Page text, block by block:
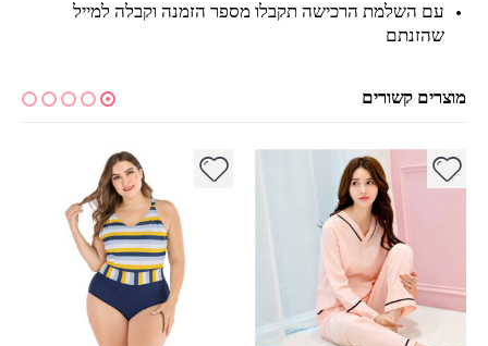
עם השלמת הרכישה תקבלו מספר הזמנה וקבלה למייל
שהזנתם
מוצרים קשורים
למוצר זה יש מספר סוגים. ניתן לבחור את האפשרויות בעמוד המוצר